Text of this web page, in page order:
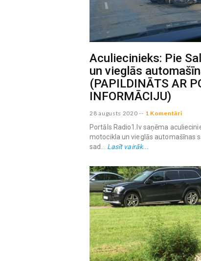
Aculiecinieks: Pie
un vieglās
(PAPILDINĀTS AR
INFORMĀCIJU)
28 augusts 2020 -- 1 Komentāri
Portāls Radio1.lv saņēma
motocikla un vieglās automašīnas
sad... Lasīt vairāk...